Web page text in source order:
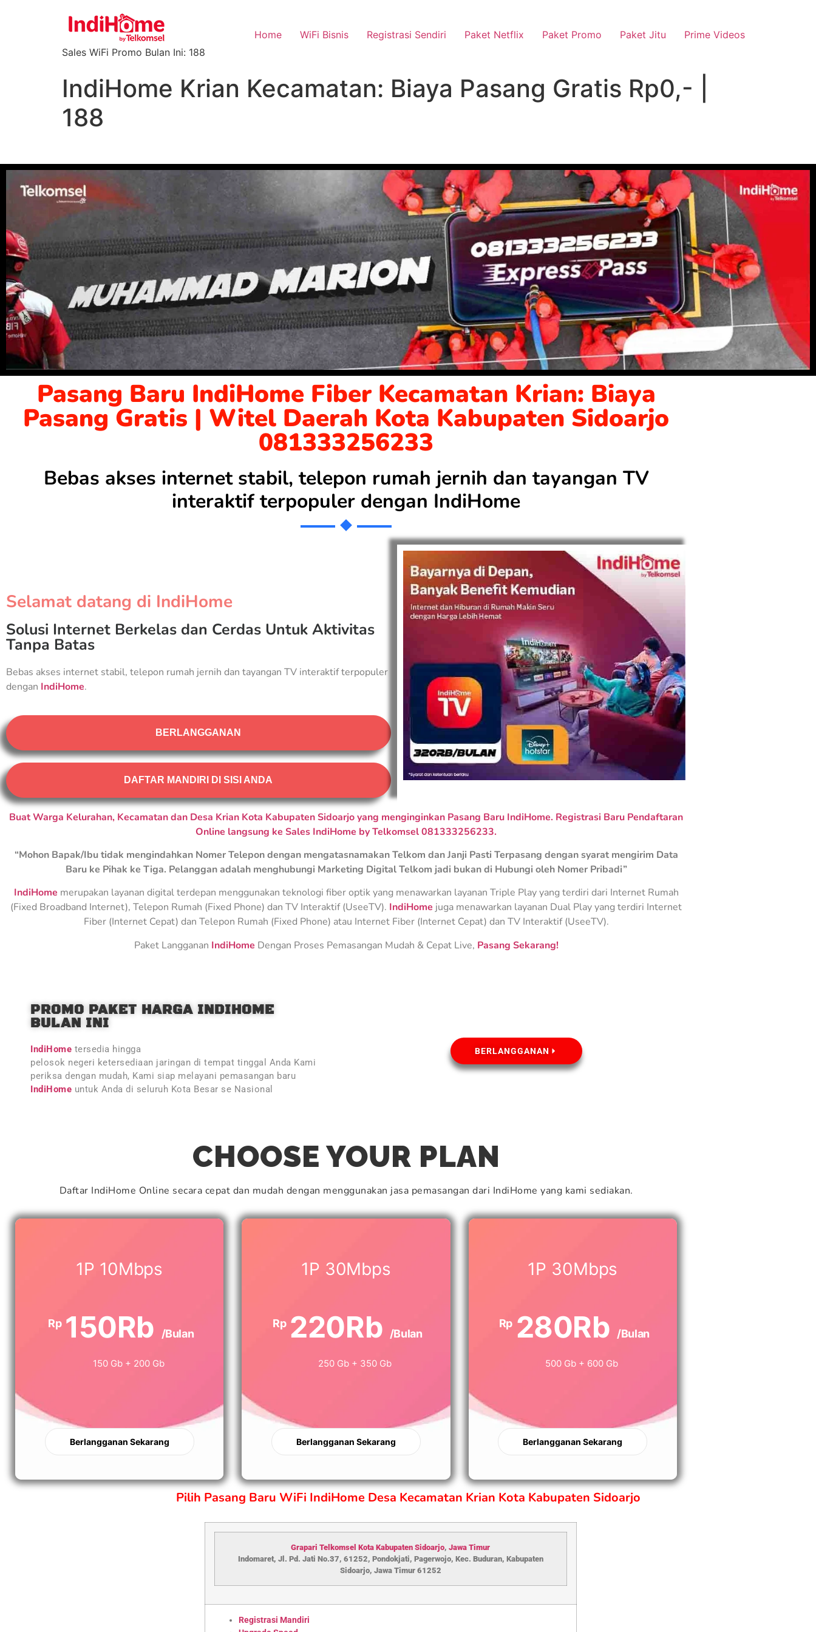
Sales WiFi Promo Bulan Ini: 188
Home WiFi Bisnis Registrasi Sendiri Paket Netflix Paket Promo Paket Jitu Prime Videos
IndiHome Krian Kecamatan: Biaya Pasang Gratis Rp0,- |
188
Pasang Baru IndiHome Fiber Kecamatan Krian: Biaya
Pasang Gratis | Witel Daerah Kota Kabupaten Sidoarjo
081333256233
Bebas akses internet stabil, telepon rumah jernih dan tayangan TV
interaktif terpopuler dengan IndiHome
Selamat datang di IndiHome
Solusi Internet Berkelas dan Cerdas Untuk Aktivitas
Tanpa Batas
Bebas akses internet stabil, telepon rumah jernih dan tayangan TV interaktif terpopuler
dengan IndiHome.
BERLANGGANAN
DAFTAR MANDIRI DI SISI ANDA
Buat Warga Kelurahan, Kecamatan dan Desa Krian Kota Kabupaten Sidoarjo yang menginginkan Pasang Baru IndiHome. Registrasi Baru Pendaftaran
Online langsung ke Sales IndiHome by Telkomsel 081333256233.
“Mohon Bapak/Ibu tidak mengindahkan Nomer Telepon dengan mengatasnamakan Telkom dan Janji Pasti Terpasang dengan syarat mengirim Data
Baru ke Pihak ke Tiga. Pelanggan adalah menghubungi Marketing Digital Telkom jadi bukan di Hubungi oleh Nomer Pribadi”
IndiHome merupakan layanan digital terdepan menggunakan teknologi fiber optik yang menawarkan layanan Triple Play yang terdiri dari Internet Rumah
(Fixed Broadband Internet), Telepon Rumah (Fixed Phone) dan TV Interaktif (UseeTV). IndiHome juga menawarkan layanan Dual Play yang terdiri Internet
Fiber (Internet Cepat) dan Telepon Rumah (Fixed Phone) atau Internet Fiber (Internet Cepat) dan TV Interaktif (UseeTV).
Paket Langganan IndiHome Dengan Proses Pemasangan Mudah & Cepat Live, Pasang Sekarang!
PROMO PAKET HARGA INDIHOME
BULAN INI
IndiHome tersedia hingga
pelosok negeri ketersediaan jaringan di tempat tinggal Anda Kami
periksa dengan mudah, Kami siap melayani pemasangan baru
IndiHome untuk Anda di seluruh Kota Besar se Nasional
BERLANGGANAN
CHOOSE YOUR PLAN
Daftar IndiHome Online secara cepat dan mudah dengan menggunakan jasa pemasangan dari IndiHome yang kami sediakan.
1P 10Mbps
Rp 150Rb /Bulan
150 Gb + 200 Gb
Berlangganan Sekarang
1P 30Mbps
Rp 220Rb /Bulan
250 Gb + 350 Gb
Berlangganan Sekarang
1P 30Mbps
Rp 280Rb /Bulan
500 Gb + 600 Gb
Berlangganan Sekarang
Pilih Pasang Baru WiFi IndiHome Desa Kecamatan Krian Kota Kabupaten Sidoarjo
Grapari Telkomsel Kota Kabupaten Sidoarjo, Jawa Timur
Indomaret, Jl. Pd. Jati No.37, 61252, Pondokjati, Pagerwojo, Kec. Buduran, Kabupaten
Sidoarjo, Jawa Timur 61252
Registrasi Mandiri